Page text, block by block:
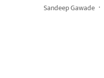
Sandeep Gawade